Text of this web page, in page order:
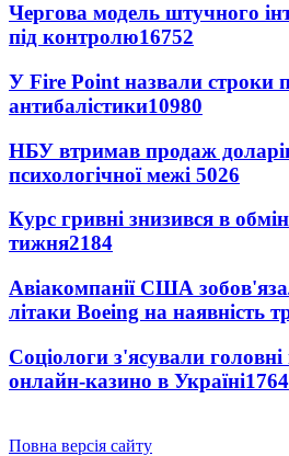
Чергова модель штучного
під контролю16752
У Fire Point назвали строки
антибалістики10980
НБУ втримав продаж
психологічної межі 5026
Курс гривні знизився в
тижня2184
Авіакомпанії США
літаки Boeing на наявність
Соціологи з'ясували
онлайн-казино в Україні1764
Повна версія сайту